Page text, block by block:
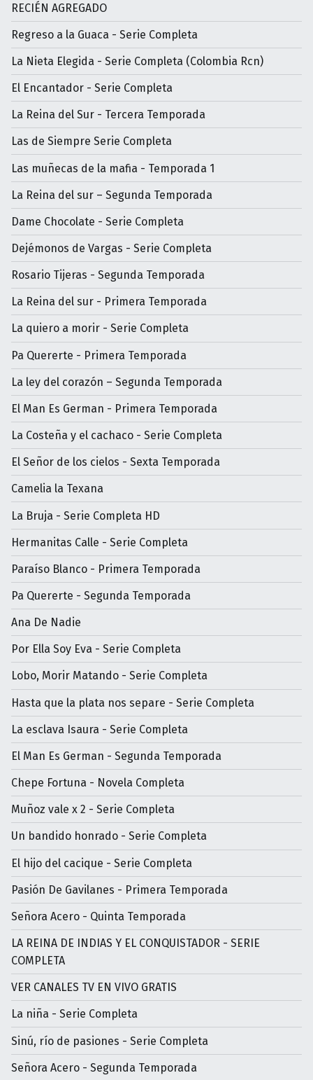
RECIÉN AGREGADO
Regreso a la Guaca - Serie Completa
La Nieta Elegida - Serie Completa (Colombia Rcn)
El Encantador - Serie Completa
La Reina del Sur - Tercera Temporada
Las de Siempre Serie Completa
Las muñecas de la mafia - Temporada 1
La Reina del sur – Segunda Temporada
Dame Chocolate - Serie Completa
Dejémonos de Vargas - Serie Completa
Rosario Tijeras - Segunda Temporada
La Reina del sur - Primera Temporada
La quiero a morir - Serie Completa
Pa Quererte - Primera Temporada
La ley del corazón – Segunda Temporada
El Man Es German - Primera Temporada
La Costeña y el cachaco - Serie Completa
El Señor de los cielos - Sexta Temporada
Camelia la Texana
La Bruja - Serie Completa HD
Hermanitas Calle - Serie Completa
Paraíso Blanco - Primera Temporada
Pa Quererte - Segunda Temporada
Ana De Nadie
Por Ella Soy Eva - Serie Completa
Lobo, Morir Matando - Serie Completa
Hasta que la plata nos separe - Serie Completa
La esclava Isaura - Serie Completa
El Man Es German - Segunda Temporada
Chepe Fortuna - Novela Completa
Muñoz vale x 2 - Serie Completa
Un bandido honrado - Serie Completa
El hijo del cacique - Serie Completa
Pasión De Gavilanes - Primera Temporada
Señora Acero - Quinta Temporada
LA REINA DE INDIAS Y EL CONQUISTADOR - SERIE
COMPLETA
VER CANALES TV EN VIVO GRATIS
La niña - Serie Completa
Sinú, río de pasiones - Serie Completa
Señora Acero - Segunda Temporada